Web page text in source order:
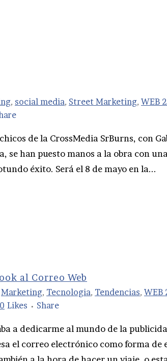
, social media, Street Marketing, WEB
de la CrossMedia SrBurns, con
se han puesto manos a la obra con
éxito. Será el 8 de mayo en la...
al Correo Web
Marketing, Tecnologia, Tendencias, WEB
0 Likes Share
a dedicarme al mundo de la
el correo electrónico como forma de